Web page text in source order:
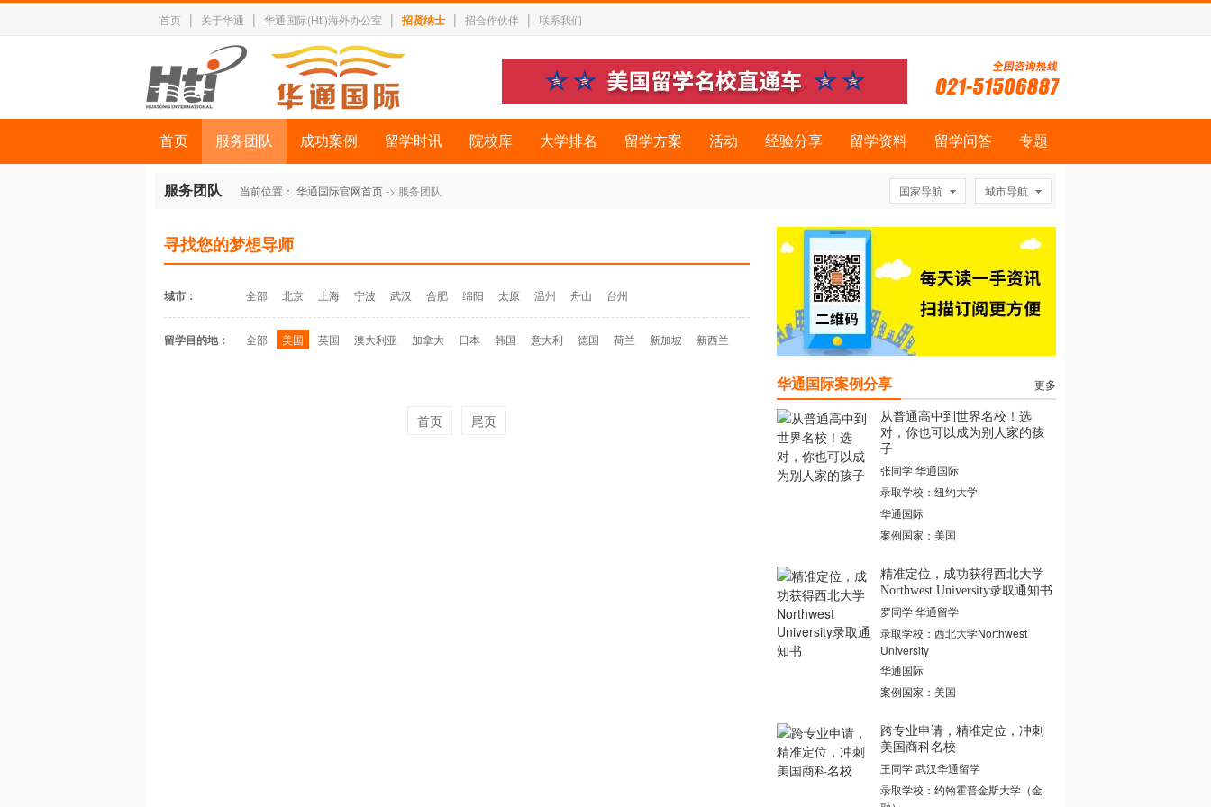
首页 | 关于华通 | 华通国际(Hti)海外办公室 | 招贤纳士 | 招合作伙伴 | 联系我们
首页 服务团队 成功案例 留学时讯 院校库 大学排名 留学方案 活动 经验分享 留学资料 留学问答 专题
服务团队 国家导航 城市导航
当前位置： 华通国际官网首页-> 服务团队
寻找您的梦想导师
城市： 全部 北京 上海 宁波 武汉 合肥 绵阳 太原 温州 舟山 台州
留学目的地： 全部 美国 英国 澳大利亚 加拿大 日本 韩国 意大利 德国 荷兰 新加坡 新西兰
首页 尾页
华通国际案例分享 更多
从普通高中到世界名校！选
对，你也可以成为别人家的孩
子
张同学 华通国际
录取学校：纽约大学
华通国际
案例国家：美国
精准定位，成功获得西北大学
Northwest University录取通知书
罗同学 华通留学
录取学校：西北大学Northwest
University
华通国际
案例国家：美国
跨专业申请，精准定位，冲刺
美国商科名校
王同学 武汉华通留学
录取学校：约翰霍普金斯大学（金